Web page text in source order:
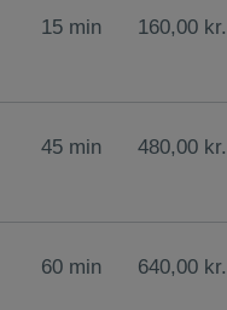
15 min 160,00 kr.
45 min 480,00 kr.
60 min 640,00 kr.